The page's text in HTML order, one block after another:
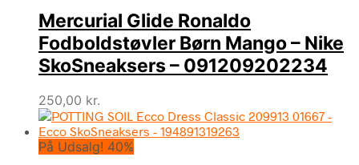
1.000,00 kr..750,00 kr..
Mercurial Glide Ronaldo
Fodboldstøvler Børn Mango – Nike
SkoSneaksers – 091209202234
250,00 kr.
På Udsalg! 40%